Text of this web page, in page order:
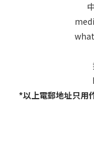
*以上電郵地址只用